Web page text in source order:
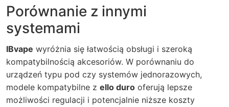
Porównanie z innymi
systemami
IBvape wyróżnia się łatwością obsługi i szeroką
kompatybilnością akcesoriów. W porównaniu do
urządzeń typu pod czy systemów jednorazowych,
modele kompatybilne z ello duro oferują lepsze
możliwości regulacji i potencjalnie niższe koszty